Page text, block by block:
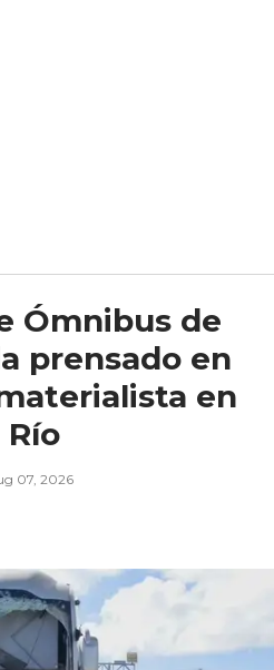
Ómnibus de
prensado en
en
07, 2026